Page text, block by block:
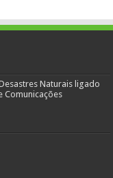
Naturais ligado
Comunicações